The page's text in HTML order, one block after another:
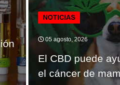
NOTICIAS
05 agosto, 2026
El CBD puede
el cáncer de